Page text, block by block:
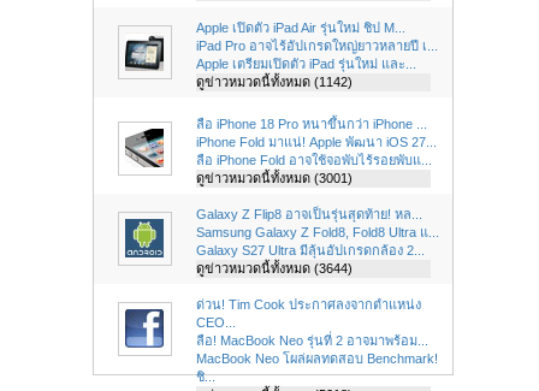
Apple เปิดตัว iPad Air รุ่นใหม่ ชิป M...
iPad Pro อาจไร้อัปเกรดใหญ่ยาวหลายปี เ...
Apple เตรียมเปิดตัว iPad รุ่นใหม่ และ...
ดูข่าวหมวดนี้ทั้งหมด (1142)
ลือ iPhone 18 Pro หนาขึ้นกว่า iPhone ...
iPhone Fold มาแน่! Apple พัฒนา iOS 27...
ลือ iPhone Fold อาจใช้จอพับไร้รอยพับแ...
ดูข่าวหมวดนี้ทั้งหมด (3001)
Galaxy Z Flip8 อาจเป็นรุ่นสุดท้าย! หล...
Samsung Galaxy Z Fold8, Fold8 Ultra แ...
Galaxy S27 Ultra มีลุ้นอัปเกรดกล้อง 2...
ดูข่าวหมวดนี้ทั้งหมด (3644)
ด่วน! Tim Cook ประกาศลงจากตำแหน่ง
CEO...
ลือ! MacBook Neo รุ่นที่ 2 อาจมาพร้อม...
MacBook Neo โผล่ผลทดสอบ Benchmark!
ชิ...